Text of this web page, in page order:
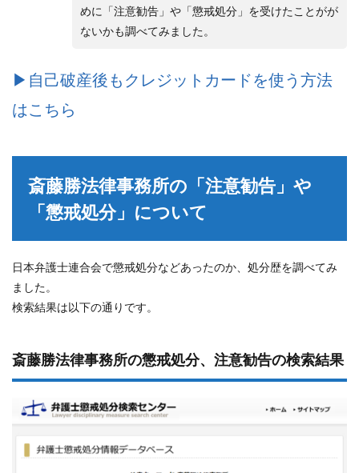
めに「注意勧告」や「懲戒処分」を受けたことがが
ないかも調べてみました。
▶︎自己破産後もクレジットカードを使う方法
はこちら
斎藤勝法律事務所の「注意勧告」や
「懲戒処分」について
日本弁護士連合会で懲戒処分などあったのか、処分歴を調べてみ
ました。
検索結果は以下の通りです。
斎藤勝法律事務所の懲戒処分、注意勧告の検索結果